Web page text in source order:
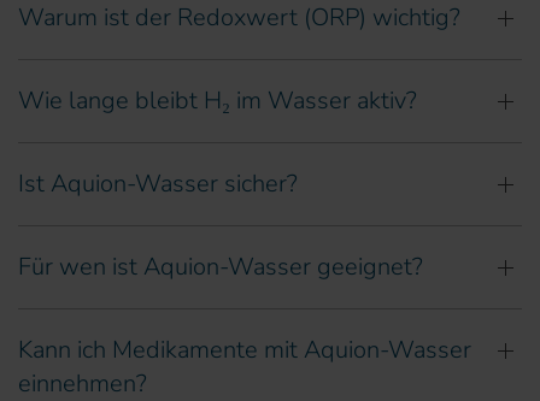
Warum ist der Redoxwert (ORP) wichtig?
Wie lange bleibt H₂ im Wasser aktiv?
Ist Aquion-Wasser sicher?
Für wen ist Aquion-Wasser geeignet?
Kann ich Medikamente mit Aquion-Wasser
einnehmen?